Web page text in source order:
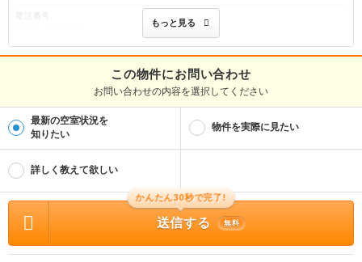
電話番号
免許番号
熊本県知事(1)第5661号
仲介
物件管理番号
100386796157
※お問い合わせの際には、担当者へ物件管理番号をお伝えください。
物件の所在地 : 熊本県荒尾市川登 / 交通の利便 : ＪＲ鹿児島本線/南荒尾駅 車9分(4.
4km)、産交バス/北五反田団地前 歩9分 / 面積 : 52.0m² / 築年月 : 1989年03月 /
賃料 : 3.4万円 / 管理費又は共益費等 : 3,000円 / 礼金等 : 無料 / 敷金 : 無料、保証
金等 : －、 償却、敷引 : － / 住宅総合保険等の損害保険料 : 1.1万円1年 / その他 :
合計6.32万円（内訳：鍵交換費13200円 退去時清掃費50000円） 収納代行手数
料 毎月330円 月払保証料 毎月800円 フリーレント1ヶ月 普通借家 2年 保証会社
もっと見る
この物件にお問い合わせ
お問い合わせの内容を選択してください
最新の空室状況を
知りたい
物件を実際に見たい
詳しく教えて欲しい
かんたん30秒で完了!
送信する 無料